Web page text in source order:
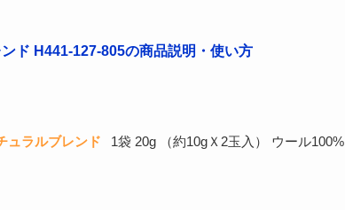
ド H441-127-805の商品説明・使い方
ュラルブレンド 1袋 20g （約10gＸ2玉入） ウール100%